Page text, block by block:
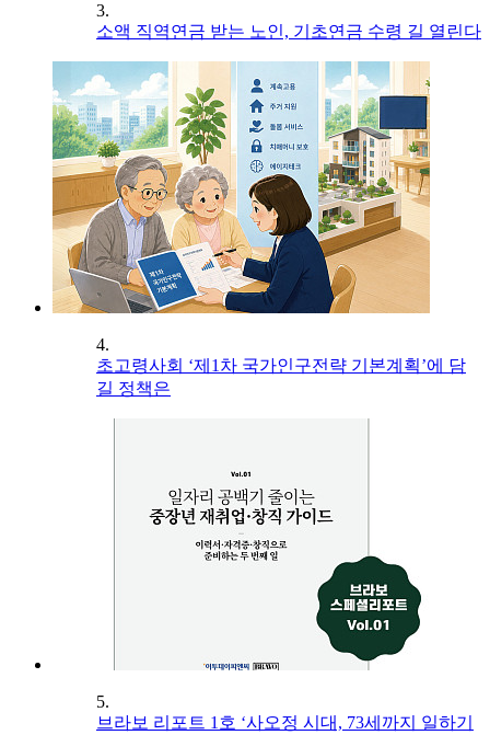
3.
소액 직역연금 받는 노인, 기초연금 수령 길 열린다
4.
초고령사회 ‘제1차 국가인구전략 기본계획’에 담
길 정책은
5.
브라보 리포트 1호 ‘사오정 시대, 73세까지 일하기